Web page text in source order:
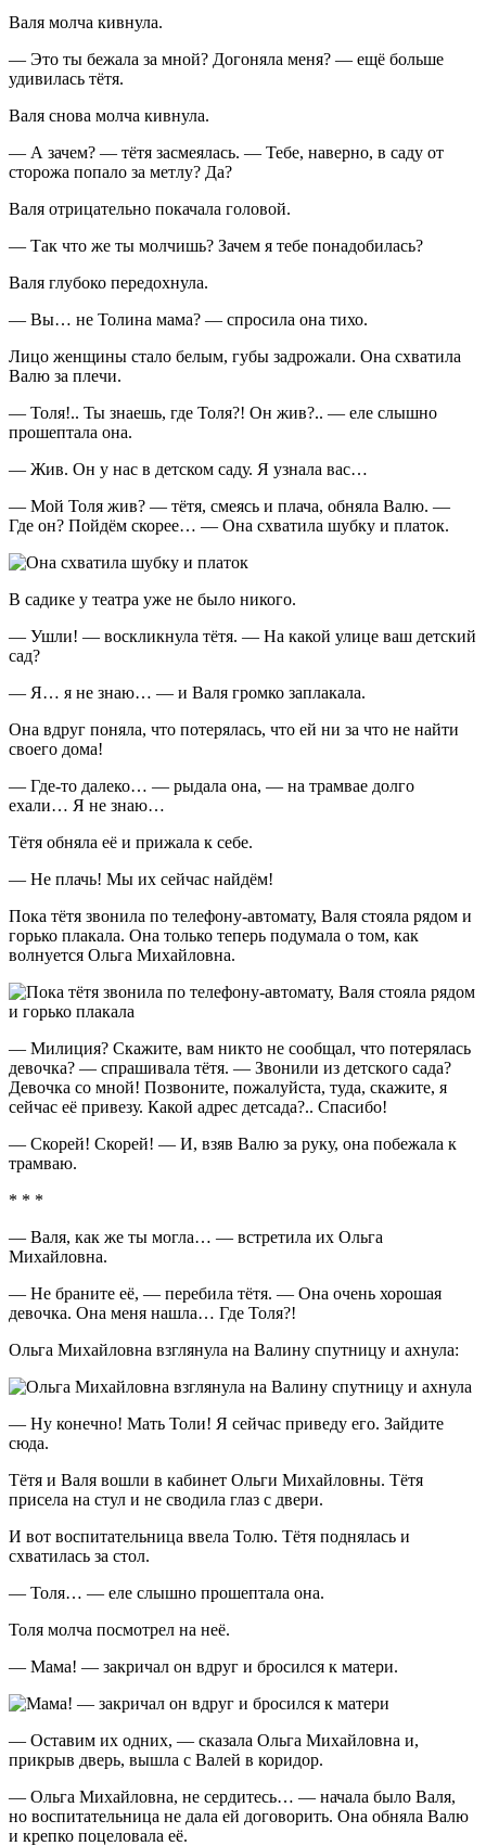
Валя молча кивнула.
— Это ты бежала за мной? Догоняла меня? — ещё больше
удивилась тётя.
Валя снова молча кивнула.
— А зачем? — тётя засмеялась. — Тебе, наверно, в саду от
сторожа попало за метлу? Да?
Валя отрицательно покачала головой.
— Так что же ты молчишь? Зачем я тебе понадобилась?
Валя глубоко передохнула.
— Вы… не Толина мама? — спросила она тихо.
Лицо женщины стало белым, губы задрожали. Она схватила
Валю за плечи.
— Толя!.. Ты знаешь, где Толя?! Он жив?.. — еле слышно
прошептала она.
— Жив. Он у нас в детском саду. Я узнала вас…
— Мой Толя жив? — тётя, смеясь и плача, обняла Валю. —
Где он? Пойдём скорее… — Она схватила шубку и платок.
В садике у театра уже не было никого.
— Ушли! — воскликнула тётя. — На какой улице ваш детский
сад?
— Я… я не знаю… — и Валя громко заплакала.
Она вдруг поняла, что потерялась, что ей ни за что не найти
своего дома!
— Где-то далеко… — рыдала она, — на трамвае долго
ехали… Я не знаю…
Тётя обняла её и прижала к себе.
— Не плачь! Мы их сейчас найдём!
Пока тётя звонила по телефону-автомату, Валя стояла рядом и
горько плакала. Она только теперь подумала о том, как
волнуется Ольга Михайловна.
— Милиция? Скажите, вам никто не сообщал, что потерялась
девочка? — спрашивала тётя. — Звонили из детского сада?
Девочка со мной! Позвоните, пожалуйста, туда, скажите, я
сейчас её привезу. Какой адрес детсада?.. Спасибо!
— Скорей! Скорей! — И, взяв Валю за руку, она побежала к
трамваю.
* * *
— Валя, как же ты могла… — встретила их Ольга
Михайловна.
— Не браните её, — перебила тётя. — Она очень хорошая
девочка. Она меня нашла… Где Толя?!
Ольга Михайловна взглянула на Валину спутницу и ахнула:
— Ну конечно! Мать Толи! Я сейчас приведу его. Зайдите
сюда.
Тётя и Валя вошли в кабинет Ольги Михайловны. Тётя
присела на стул и не сводила глаз с двери.
И вот воспитательница ввела Толю. Тётя поднялась и
схватилась за стол.
— Толя… — еле слышно прошептала она.
Толя молча посмотрел на неё.
— Мама! — закричал он вдруг и бросился к матери.
— Оставим их одних, — сказала Ольга Михайловна и,
прикрыв дверь, вышла с Валей в коридор.
— Ольга Михайловна, не сердитесь… — начала было Валя,
но воспитательница не дала ей договорить. Она обняла Валю
и крепко поцеловала её.